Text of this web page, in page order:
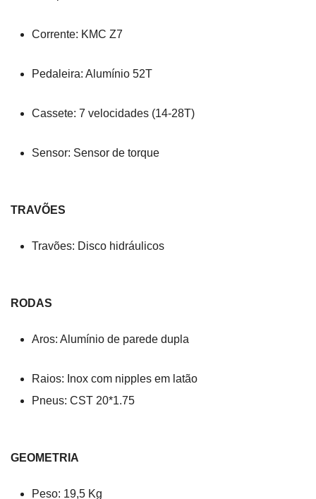
Corrente: KMC Z7
Pedaleira: Alumínio 52T
Cassete: 7 velocidades (14-28T)
Sensor: Sensor de torque
TRAVÕES
Travões: Disco hidráulicos
RODAS
Aros: Alumínio de parede dupla
Raios: Inox com nipples em latão
Pneus: CST 20*1.75
GEOMETRIA
Peso: 19,5 Kg